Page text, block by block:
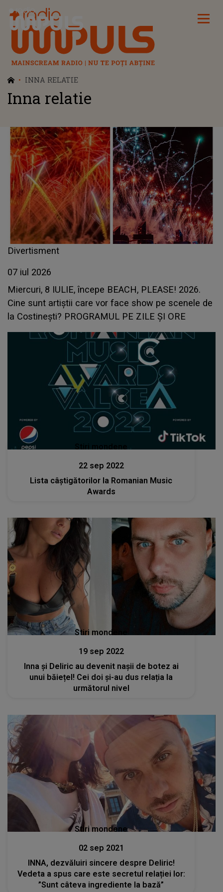
Radio Impuls
INNA RELATIE
Inna relatie
Divertisment
07 iul 2026
Miercuri, 8 IULIE, începe BEACH, PLEASE! 2026.
Cine sunt artiștii care vor face show pe scenele de
la Costinești? PROGRAMUL PE ZILE ȘI ORE
Stiri mondene
22 sep 2022
Lista câștigătorilor la Romanian Music
Awards
Stiri mondene
19 sep 2022
Inna și Deliric au devenit nașii de botez ai
unui băiețel! Cei doi și-au dus relația la
următorul nivel
Stiri mondene
02 sep 2021
INNA, dezvăluiri sincere despre Deliric!
Vedeta a spus care este secretul relației lor:
”Sunt câteva ingrediente la bază”